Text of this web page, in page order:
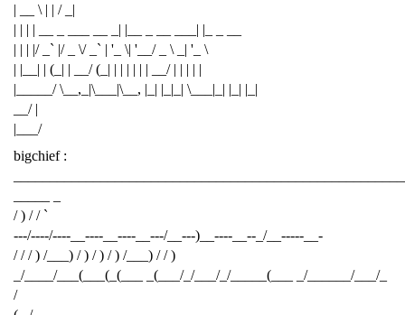
| __ \ | | / _|
| | | | __ _ ___ __ _| |__ _ __ ___| |_ _ __
| | | |/ _` |/ _ \/ _` | '_ \| '__/ _ \ _| '_ \
| |__| | (_| | __/ (_| | | | | | | __/ | | | | |
|_____/ \__,_|\___|\__, |_| |_|_| \___|_| |_| |_|
__/ |
|___/
bigchief :
/ ) / / `
---/----/----__----__----__---/__---)__----__--_/__-----__-
/ / / ) /___) / ) / ) / ) /___) / / )
_/____/___(___(_(___ _(___/_/___/_/_____(___ _/______/___/_
/